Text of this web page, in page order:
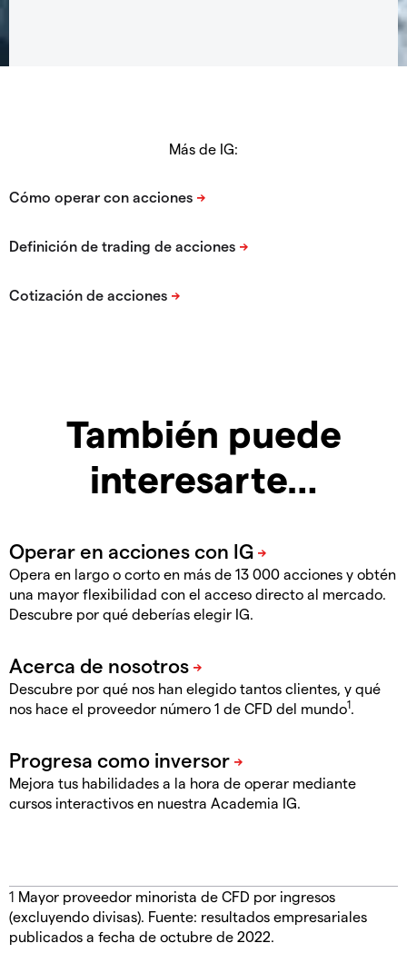
Más de IG:
También puede
interesarte…
Opera en largo o corto en más de 13 000 acciones y obtén
una mayor flexibilidad con el acceso directo al mercado.
Descubre por qué deberías elegir IG.
Descubre por qué nos han elegido tantos clientes, y qué
nos hace el proveedor número 1 de CFD del mundo1.
Mejora tus habilidades a la hora de operar mediante
cursos interactivos en nuestra Academia IG.
1 Mayor proveedor minorista de CFD por ingresos
(excluyendo divisas). Fuente: resultados empresariales
publicados a fecha de octubre de 2022.